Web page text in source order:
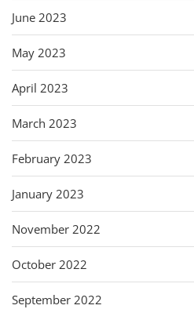
June 2023
May 2023
April 2023
March 2023
February 2023
January 2023
November 2022
October 2022
September 2022